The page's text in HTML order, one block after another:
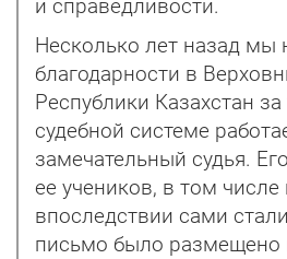
и справедливости.
Несколько лет назад мы
благодарности в
Республики Казахстан за
судебной системе
замечательный судья.
ее учеников, в том числе
впоследствии сами
письмо было